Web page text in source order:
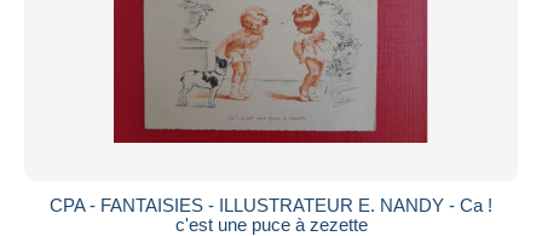
CPA - FANTAISIES - ILLUSTRATEUR E. NANDY - Ca !
c'est une puce à zezette